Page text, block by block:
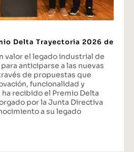
Delta Trayectoria 2026 de
valor el legado industrial de
anticiparse a las nuevas
de propuestas que
funcionalidad y
recibido el Premio Delta
por la Junta Directiva
a su legado